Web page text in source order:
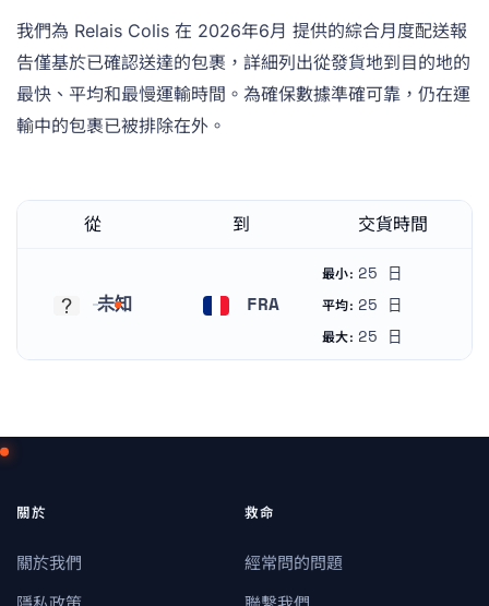
我們為 Relais Colis 在 2026年6月 提供的綜合月度配送報
告僅基於已確認送達的包裹，詳細列出從發貨地到目的地的
最快、平均和最慢運輸時間。為確保數據準確可靠，仍在運
輸中的包裹已被排除在外。
從 到 交貨時間
未知 FRA
最小: 25 日
平均: 25 日
最大: 25 日
關於
關於我們
救命
經常問的問題